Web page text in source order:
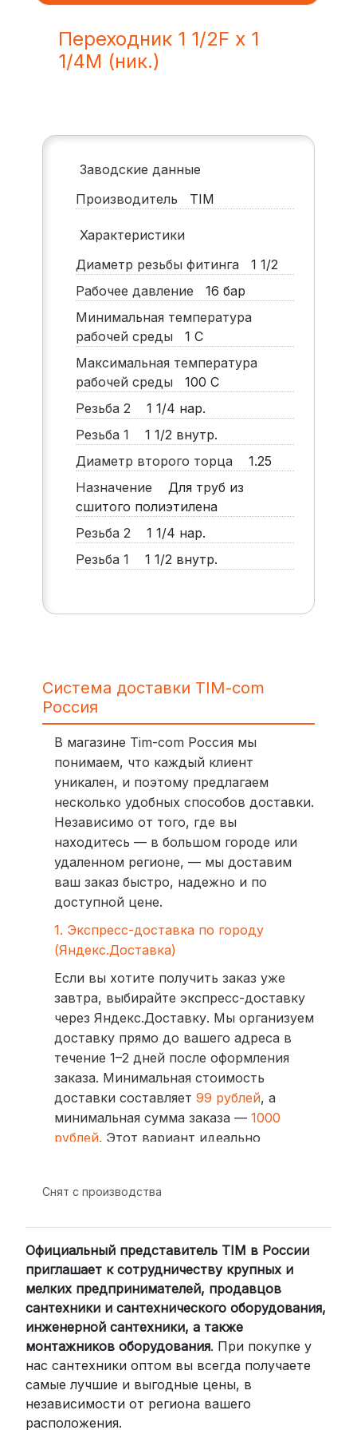
Переходник 1 1/2F х 1
1/4M (ник.)
Заводские данные
Производитель
TIM
Характеристики
Диаметр резьбы фитинга
1 1/2
Рабочее давление
16 бар
Минимальная температура
рабочей среды
1 С
Максимальная температура
рабочей среды
100 С
Резьба 2
1 1/4 нар.
Резьба 1
1 1/2 внутр.
Диаметр второго торца
1.25
Назначение
Для труб из
сшитого полиэтилена
Резьба 2
1 1/4 нар.
Резьба 1
1 1/2 внутр.
Система доставки TIM-com
Россия
В магазине Tim-com Россия мы
понимаем, что каждый клиент
уникален, и поэтому предлагаем
несколько удобных способов доставки.
Независимо от того, где вы
находитесь — в большом городе или
удаленном регионе, — мы доставим
ваш заказ быстро, надежно и по
доступной цене.
1. Экспресс-доставка по городу
(Яндекс.Доставка)
Если вы хотите получить заказ уже
завтра, выбирайте экспресс-доставку
через Яндекс.Доставку. Мы организуем
доставку прямо до вашего адреса в
течение 1–2 дней после оформления
заказа. Минимальная стоимость
доставки составляет 99 рублей, а
минимальная сумма заказа — 1000
рублей. Этот вариант идеально
компании (СДЭК, BoxBerry, DPD)
Для клиентов из других регионов
России мы сотрудничаем с
проверенными транспортными
компаниями:
СДЭК: Выбирайте доставку до
пункта выдачи (от 2 дней) или
курьером до двери (от 3 дней).
Стоимость начинается от300
рублей
Снят с производства
Официальный представитель TIM в России
приглашает к сотрудничеству крупных и
мелких предпринимателей, продавцов
сантехники и сантехнического оборудования,
инженерной сантехники, а также
монтажников оборудования. При покупке у
нас сантехники оптом вы всегда получаете
самые лучшие и выгодные цены, в
независимости от региона вашего
расположения.